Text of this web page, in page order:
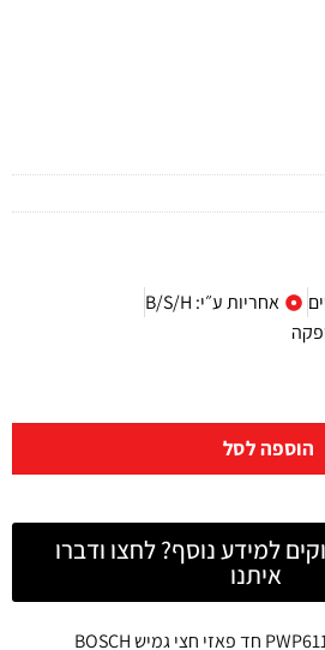
אחריות ע״י: B/S/H
הוספה לסל
למידע נוסף? לחצו ודברו
איתנו